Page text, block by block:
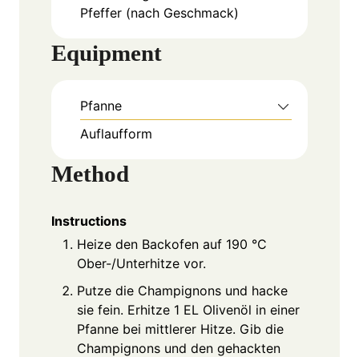
Pfeffer (nach Geschmack)
Equipment
Pfanne
Auflaufform
Method
Instructions
Heize den Backofen auf 190 °C
Ober-/Unterhitze vor.
Putze die Champignons und hacke
sie fein. Erhitze 1 EL Olivenöl in einer
Pfanne bei mittlerer Hitze. Gib die
Champignons und den gehackten